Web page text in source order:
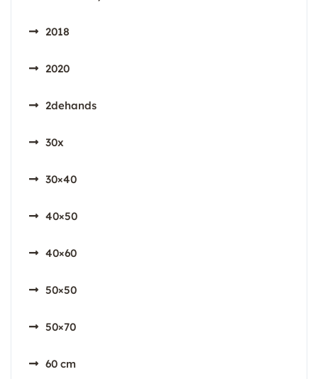
2018
2020
2dehands
30x
30×40
40×50
40×60
50×50
50×70
60 cm